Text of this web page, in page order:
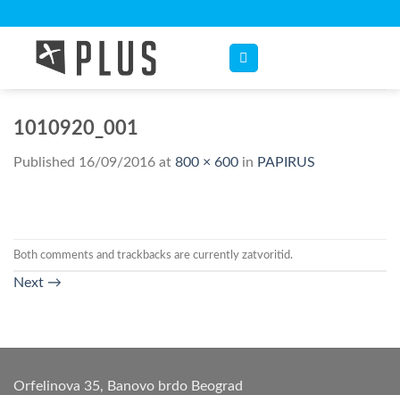
content
1010920_001
Published 16/09/2016 at 800 × 600 in PAPIRUS
Both comments and trackbacks are currently zatvoritid.
Next →
Orfelinova 35, Banovo brdo Beograd